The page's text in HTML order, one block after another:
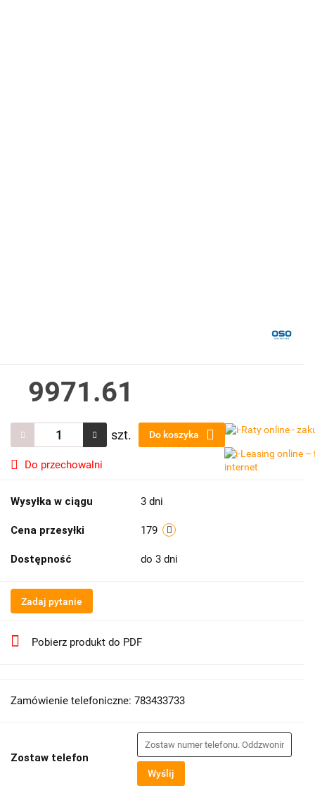
9971.61
szt. Do koszyka
Do przechowalni
Wysyłka w ciągu 3 dni
Cena przesyłki 179
Dostępność do 3 dni
Zadaj pytanie
Pobierz produkt do PDF
Zamówienie telefoniczne: 783433733
Zostaw telefon
Wyślij